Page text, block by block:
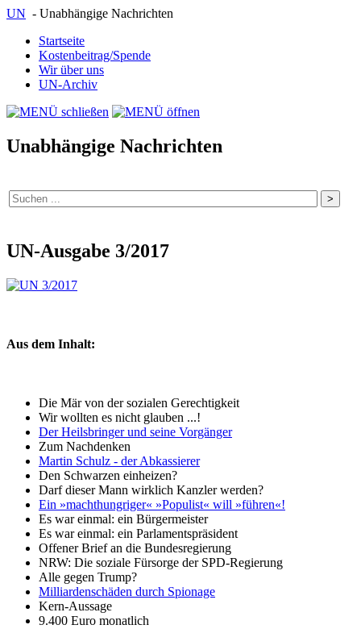
UN - Unabhängige Nachrichten
Startseite
Kostenbeitrag/Spende
Wir über uns
UN-Archiv
Unabhängige Nachrichten
UN-Ausgabe 3/2017
Aus dem Inhalt:
Die Mär von der sozialen Gerechtigkeit
Wir wollten es nicht glauben ...!
Der Heilsbringer und seine Vorgänger
Zum Nachdenken
Martin Schulz - der Abkassierer
Den Schwarzen einheizen?
Darf dieser Mann wirklich Kanzler werden?
Ein »machthungriger« »Populist« will »führen«!
Es war einmal: ein Bürgermeister
Es war einmal: ein Parlamentspräsident
Offener Brief an die Bundesregierung
NRW: Die soziale Fürsorge der SPD-Regierung
Alle gegen Trump?
Milliardenschäden durch Spionage
Kern-Aussage
9.400 Euro monatlich